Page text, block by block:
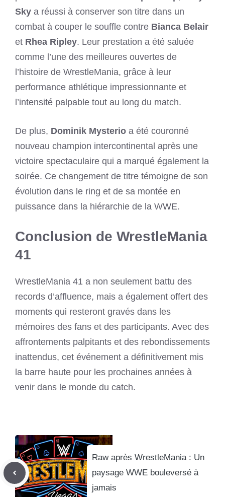
Sky a réussi à conserver son titre dans un
combat à couper le souffle contre Bianca Belair
et Rhea Ripley. Leur prestation a été saluée
comme l’une des meilleures ouvertes de
l’histoire de WrestleMania, grâce à leur
performance athlétique impressionnante et
l’intensité palpable tout au long du match.
De plus, Dominik Mysterio a été couronné
nouveau champion intercontinental après une
victoire spectaculaire qui a marqué également la
soirée. Ce changement de titre témoigne de son
évolution dans le ring et de sa montée en
puissance dans la hiérarchie de la WWE.
Conclusion de WrestleMania
41
WrestleMania 41 a non seulement battu des
records d’affluence, mais a également offert des
moments qui resteront gravés dans les
mémoires des fans et des participants. Avec des
affrontements palpitants et des rebondissements
inattendus, cet événement a définitivement mis
la barre haute pour les prochaines années à
venir dans le monde du catch.
Raw après WrestleMania : Un
paysage WWE bouleversé à
jamais